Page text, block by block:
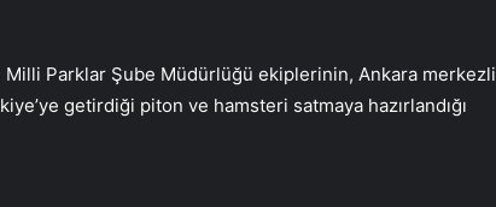
Milli Parklar Şube Müdürlüğü ekiplerinin, Ankara merkezli
getirdiği piton ve hamsteri satmaya hazırlandığı